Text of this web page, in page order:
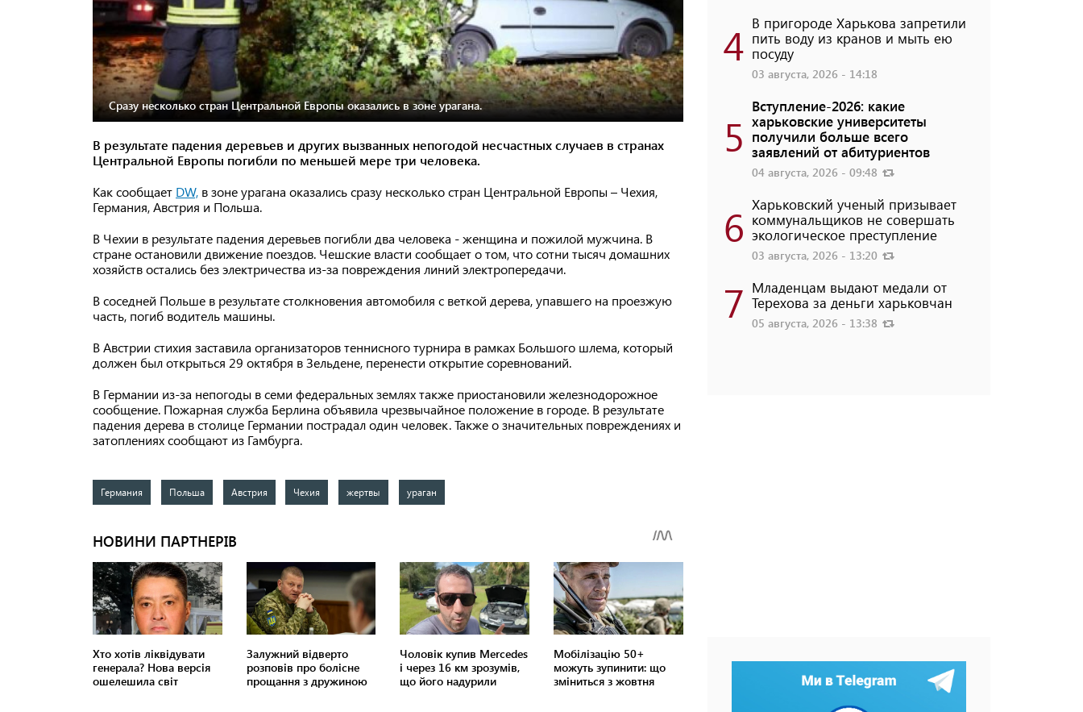
Сразу несколько стран Центральной Европы оказались в зоне урагана.
В результате падения деревьев и других вызванных непогодой несчастных случаев в странах
Центральной Европы погибли по меньшей мере три человека.
Как сообщает DW, в зоне урагана оказались сразу несколько стран Центральной Европы – Чехия,
Германия, Австрия и Польша.
В Чехии в результате падения деревьев погибли два человека - женщина и пожилой мужчина. В
стране остановили движение поездов. Чешские власти сообщает о том, что сотни тысяч домашних
хозяйств остались без электричества из-за повреждения линий электропередачи.
В соседней Польше в результате столкновения автомобиля с веткой дерева, упавшего на проезжую
часть, погиб водитель машины.
В Австрии стихия заставила организаторов теннисного турнира в рамках Большого шлема, который
должен был открыться 29 октября в Зельдене, перенести открытие соревнований.
В Германии из-за непогоды в семи федеральных землях также приостановили железнодорожное
сообщение. Пожарная служба Берлина объявила чрезвычайное положение в городе. В результате
падения дерева в столице Германии пострадал один человек. Также о значительных повреждениях и
затоплениях сообщают из Гамбурга.
Германия Польша Австрия Чехия жертвы ураган
4 В пригороде Харькова запретили
пить воду из кранов и мыть ею
посуду
03 августа, 2026 - 14:18
5
Вступление-2026: какие
харьковские университеты
получили больше всего
заявлений от абитуриентов
04 августа, 2026 - 09:48
6 Харьковский ученый призывает
коммунальщиков не совершать
экологическое преступление
03 августа, 2026 - 13:20
7 Младенцам выдают медали от
Терехова за деньги харьковчан
05 августа, 2026 - 13:38